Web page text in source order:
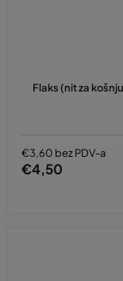
Flaks (nit za
€3,60 bez PDV-a
€4,50